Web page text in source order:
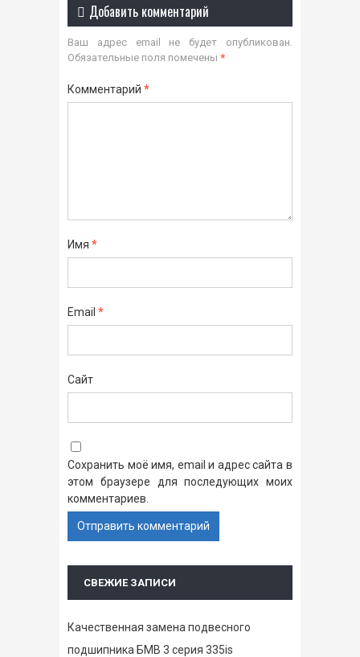
Добавить комментарий
Ваш адрес email не будет опубликован.
Обязательные поля помечены *
Комментарий *
Имя *
Email *
Сайт
Сохранить моё имя, email и адрес сайта в
этом браузере для последующих моих
комментариев.
СВЕЖИЕ ЗАПИСИ
Качественная замена подвесного
подшипника БМВ 3 серия 335is